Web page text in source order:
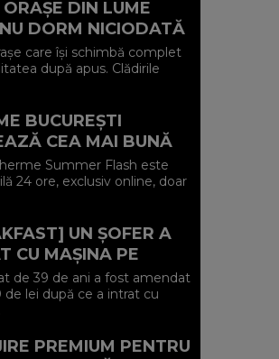
DIN LUME
DORM NICIODATĂ
DIN SPATELE
MAI CELEBRE
DE ...
care își schimbă complet
după apus. Clădirile
BUCUREȘTI
CEA MAI BUNĂ
A VERII: MINUS 20%
DOAR PE 24
Summer Flash este
24 ore, exclusiv online, doar
UN ȘOFER A
CU MAȘINA PE
DIN VADU ȘI A FOST
de 39 de ani a fost amendat
de lei după ce a intrat cu
PREMIUM PENTRU